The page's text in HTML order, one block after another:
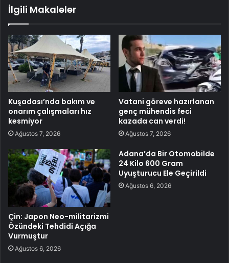
İlgili Makaleler
Kuşadası’nda bakım ve
onarım çalışmaları hız
kesmiyor
Ağustos 7, 2026
Vatani göreve hazırlanan
genç mühendis feci
kazada can verdi!
Ağustos 7, 2026
Çin: Japon Neo-militarizmi
Özündeki Tehdidi Açığa
Vurmuştur
Ağustos 6, 2026
Adana’da Bir Otomobilde
24 Kilo 600 Gram
Uyuşturucu Ele Geçirildi
Ağustos 6, 2026